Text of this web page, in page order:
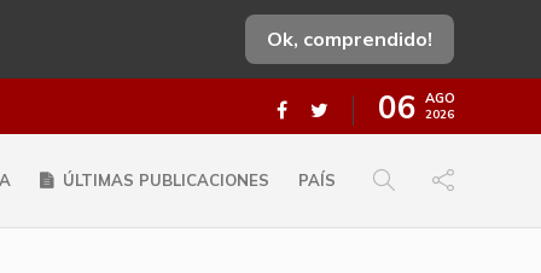
Ok, comprendido!
06 AGO
2026
ÚLTIMAS PUBLICACIONES PAÍS